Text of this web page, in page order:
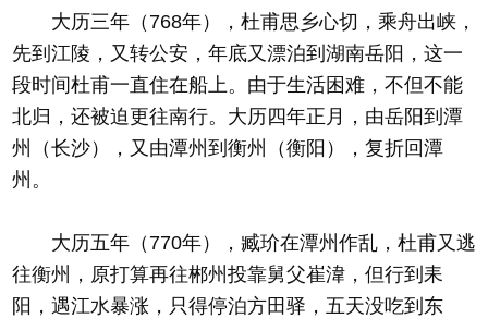
大历三年（768年），杜甫思乡心切，乘舟出峡，
先到江陵，又转公安，年底又漂泊到湖南岳阳，这一
段时间杜甫一直住在船上。由于生活困难，不但不能
北归，还被迫更往南行。大历四年正月，由岳阳到潭
州（长沙），又由潭州到衡州（衡阳），复折回潭
州。
大历五年（770年），臧玠在潭州作乱，杜甫又逃
往衡州，原打算再往郴州投靠舅父崔湋，但行到耒
阳，遇江水暴涨，只得停泊方田驿，五天没吃到东